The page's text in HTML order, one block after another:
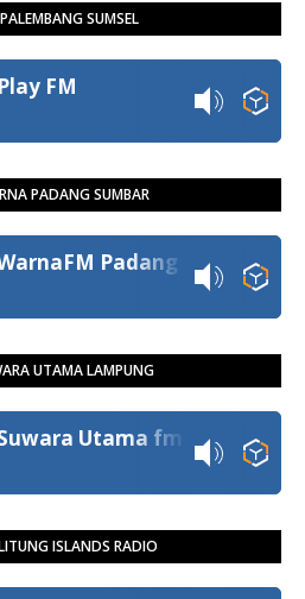
SUMSEL
Play FM
PADANG SUMBAR
Padang
UTAMA LAMPUNG
Utama fm
ISLANDS RADIO